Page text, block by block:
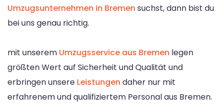
Umzugsunternehmen in Bremen suchst, dann bist du
bei uns genau richtig.
mit unserem Umzugsservice aus Bremen legen
größten Wert auf Sicherheit und Qualität und
erbringen unsere Leistungen daher nur mit
erfahrenem und qualifiziertem Personal aus Bremen.